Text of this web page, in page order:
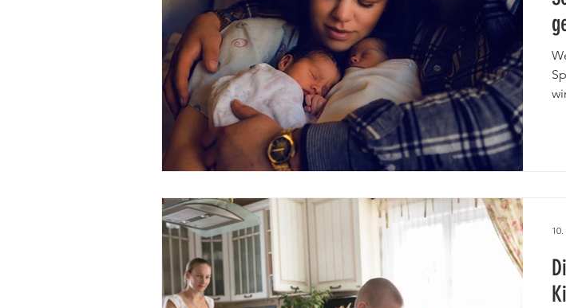
Kinderzimmer Elterliche Sorge Legasthenie und Lese-
Lese-Rechtschreibstörung Zungenband Verbale